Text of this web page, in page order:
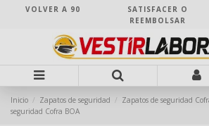
VOLVER A 90
SATISFACER O
REEMBOLSAR
Inicio Zapatos de seguridad Zapatos de seguridad
seguridad Cofra BOA